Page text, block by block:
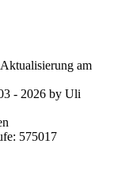
am
- 2026 by Uli
575017